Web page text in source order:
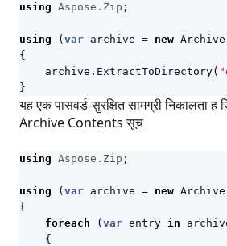
using Aspose.Zip ;
using ( var archive = new Archive
{
archive . ExtractToDirectory(
}
यह एक पासवर्ड-सुरक्षित सामग्री निकालता ह
Archive Contents सूच
using Aspose.Zip ;
using ( var archive = new Archive
{
foreach
( var entry in
{